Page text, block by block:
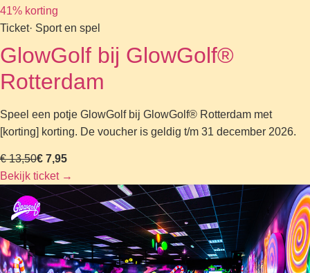
41% korting
Ticket· Sport en spel
GlowGolf bij GlowGolf®
Rotterdam
Speel een potje GlowGolf bij GlowGolf® Rotterdam met
[korting] korting. De voucher is geldig t/m 31 december 2026.
€ 13,50€ 7,95
Bekijk ticket →